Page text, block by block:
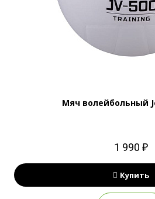
Мяч волейбольный
1 990 ₽
Купить